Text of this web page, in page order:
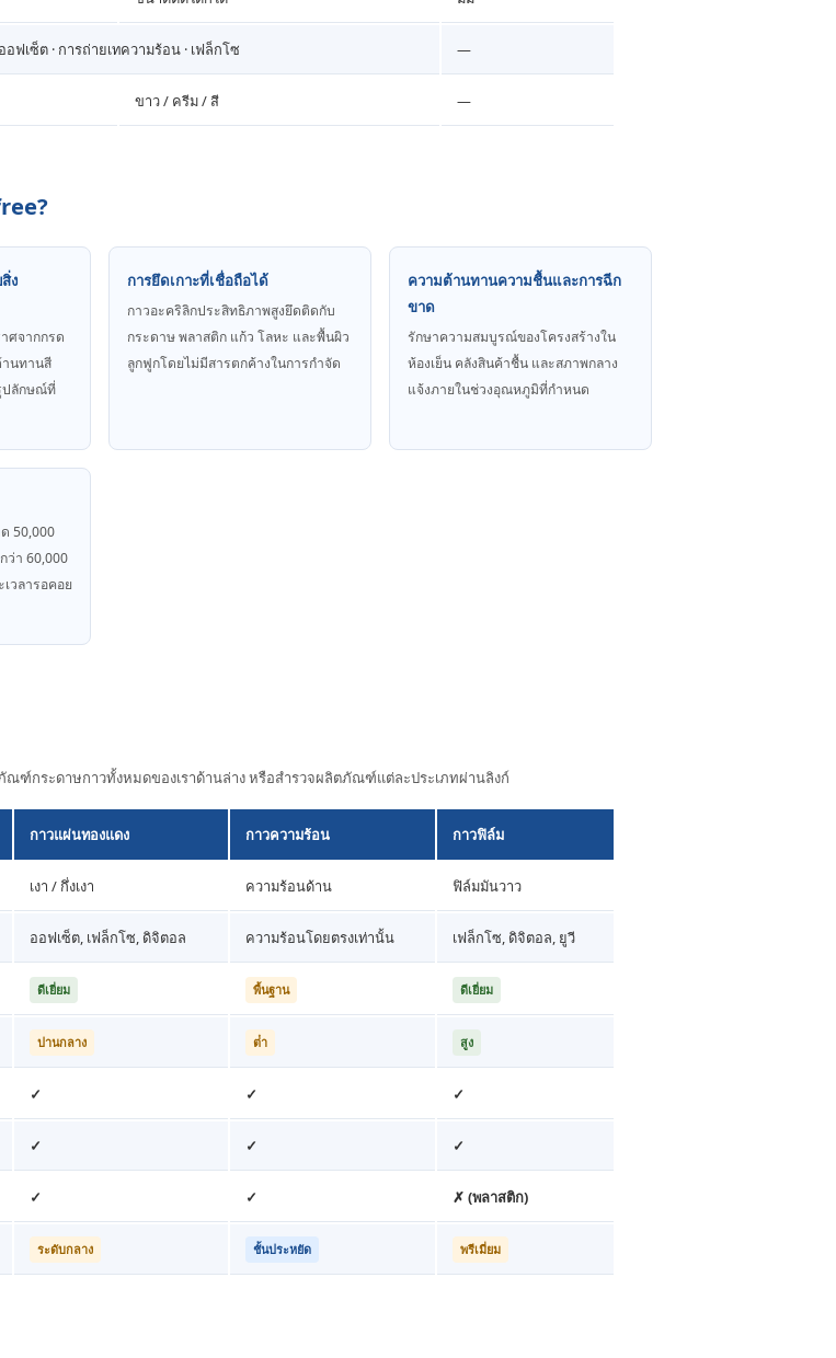
ออฟเซ็ต · การถ่ายเทความร้อน · เฟล็กโซ —
ขาว / ครีม / สี —
ง
ศจากกรด
านทานสี
ปลักษณ์ที่
การยึดเกาะที่เชื่อถือได้
กาวอะคริลิกประสิทธิภาพสูงยึดติดกับ
กระดาษ พลาสติก แก้ว โลหะ และพื้นผิว
ลูกฟูกโดยไม่มีสารตกค้างในการกําจัด
ความต้านทานความชื้นและการฉีก
ขาด
รักษาความสมบูรณ์ของโครงสร้างใน
ห้องเย็น คลังสินค้าชื้น และสภาพกลาง
แจ้งภายในช่วงอุณหภูมิที่กําหนด
50,000
ว่า 60,000
วลารอคอย
ฑ์กระดาษกาวทั้งหมดของเราด้านล่าง หรือสํารวจผลิตภัณฑ์แต่ละประเภทผ่านลิงก์
กาวแผ่นทองแดง กาวความร้อน กาวฟิล์ม
เงา / กึ่งเงา ความร้อนด้าน ฟิล์มมันวาว
ออฟเซ็ต, เฟล็กโซ, ดิจิตอล ความร้อนโดยตรงเท่านั้น เฟล็กโซ, ดิจิตอล, ยูวี
ดีเยี่ยม พื้นฐาน ดีเยี่ยม
ปานกลาง ต่ํา สูง
✓ ✓ ✓
✓ ✓ ✓
✓ ✓ ✗ (พลาสติก)
ระดับกลาง ชั้นประหยัด พรีเมี่ยม